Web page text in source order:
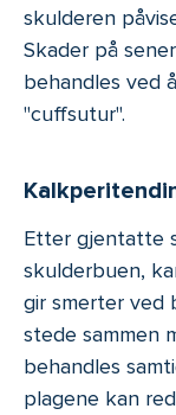
skulderen
Skader på
behandles ved
"cuffsutur".
Etter gjentatte
skulderbuen,
gir smerter ved
stede sammen
behandles
plagene kan